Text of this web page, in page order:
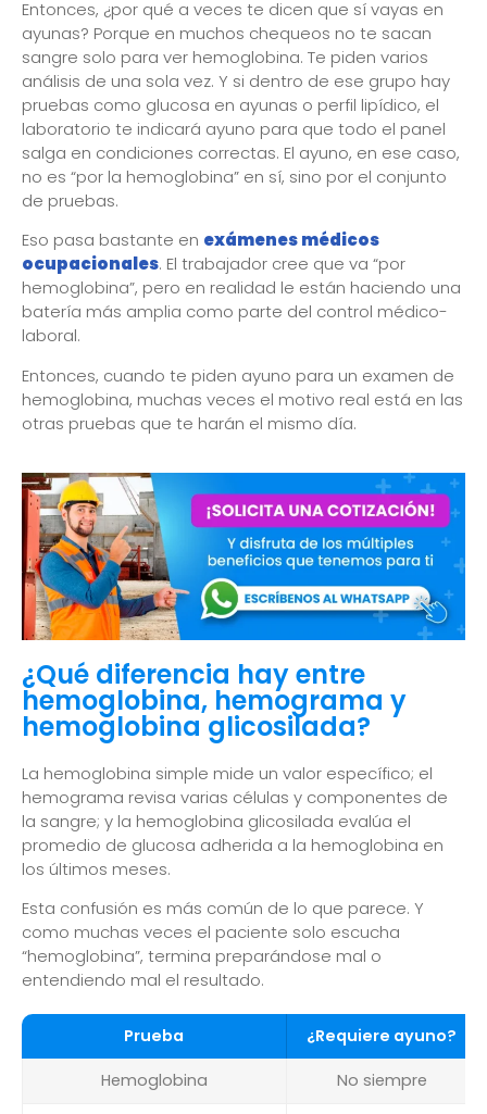
Entonces, ¿por qué a veces te dicen que sí vayas en
ayunas? Porque en muchos chequeos no te sacan
sangre solo para ver hemoglobina. Te piden varios
análisis de una sola vez. Y si dentro de ese grupo hay
pruebas como glucosa en ayunas o perfil lipídico, el
laboratorio te indicará ayuno para que todo el panel
salga en condiciones correctas. El ayuno, en ese caso,
no es “por la hemoglobina” en sí, sino por el conjunto
de pruebas.
Eso pasa bastante en exámenes médicos
ocupacionales. El trabajador cree que va “por
hemoglobina”, pero en realidad le están haciendo una
batería más amplia como parte del control médico-
laboral.
Entonces, cuando te piden ayuno para un examen de
hemoglobina, muchas veces el motivo real está en las
otras pruebas que te harán el mismo día.
¿Qué diferencia hay entre
hemoglobina, hemograma y
hemoglobina glicosilada?
La hemoglobina simple mide un valor específico; el
hemograma revisa varias células y componentes de
la sangre; y la hemoglobina glicosilada evalúa el
promedio de glucosa adherida a la hemoglobina en
los últimos meses.
Esta confusión es más común de lo que parece. Y
como muchas veces el paciente solo escucha
“hemoglobina”, termina preparándose mal o
entendiendo mal el resultado.
Prueba ¿Requiere ayuno?
Hemoglobina No siempre